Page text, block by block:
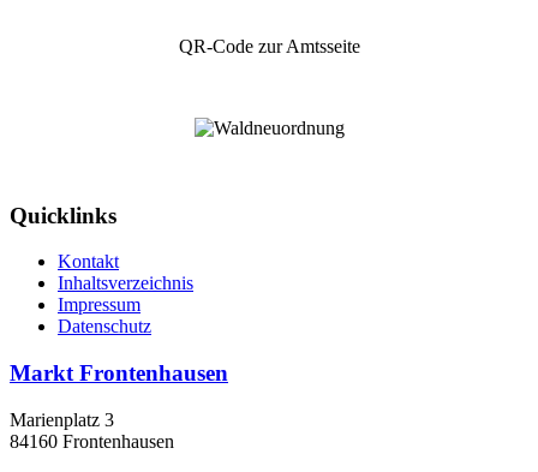
QR-Code zur Amtsseite
Quicklinks
Kontakt
Inhaltsverzeichnis
Impressum
Datenschutz
Markt Frontenhausen
Marienplatz 3
84160 Frontenhausen